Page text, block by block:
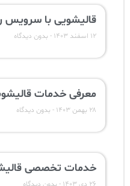
قالیشویی با سرویس
۱۲ اسفند ۱۴۰۳ بدون دیدگاه
معرفی خدمات
۲۸ بهمن ۱۴۰۳ بدون دیدگاه
خدمات تخصصی
۲۶ دی ۱۴۰۳ بدون دیدگاه